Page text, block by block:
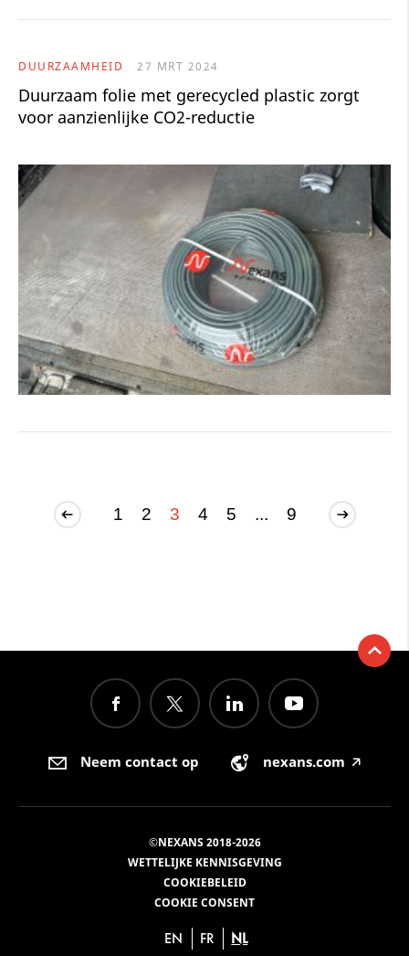
DUURZAAMHEID 27 MRT 2024
Duurzaam folie met gerecycled plastic zorgt
voor aanzienlijke CO2-reductie
1 2 3 4 5 ... 9
Neem contact op nexans.com 🡥
©NEXANS 2018-2026
WETTELIJKE KENNISGEVING
COOKIEBELEID
COOKIE CONSENT
EN FR NL